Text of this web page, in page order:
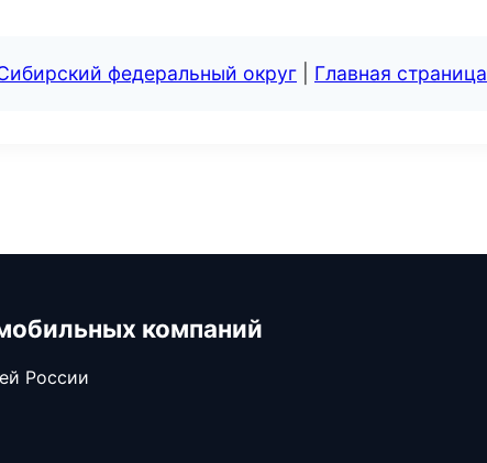
федеральный округ Главная страница
компаний
России